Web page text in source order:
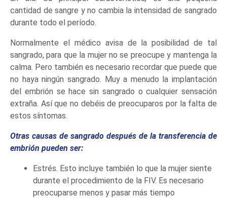
cantidad de sangre y no cambia la intensidad de sangrado
durante todo el período.
Normalmente el médico avisa de la posibilidad de tal
sangrado, para que la mujer no se preocupe y mantenga la
calma. Pero también es necesario recordar que puede que
no haya ningún sangrado. Muy a menudo la implantación
del embrión se hace sin sangrado o cualquier sensación
extraña. Así que no debéis de preocuparos por la falta de
estos síntomas.
Otras causas de sangrado después de la transferencia de
embrión pueden ser:
Estrés. Esto incluye también lo que la mujer siente
durante el procedimiento de la FIV. Es necesario
preocuparse menos y pasar más tiempo